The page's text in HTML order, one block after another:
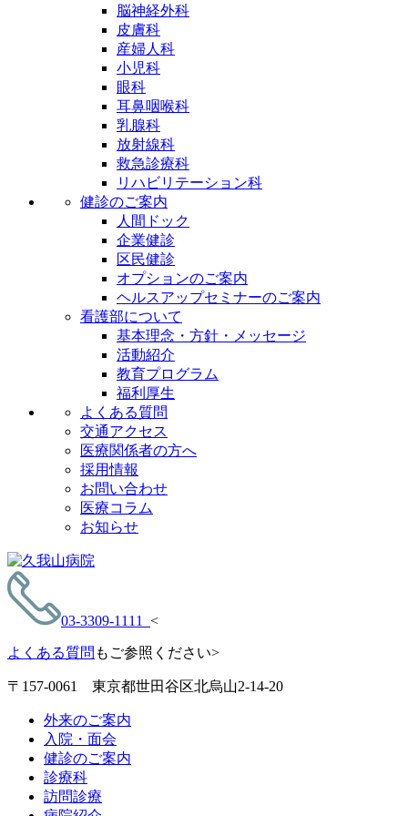
脳神経外科
皮膚科
産婦人科
小児科
眼科
耳鼻咽喉科
乳腺科
放射線科
救急診療科
リハビリテーション科
健診のご案内
人間ドック
企業健診
区民健診
オプションのご案内
ヘルスアップセミナーのご案内
看護部について
基本理念・方針・メッセージ
活動紹介
教育プログラム
福利厚生
よくある質問
交通アクセス
医療関係者の方へ
採用情報
お問い合わせ
医療コラム
お知らせ
03-3309-1111 <
よくある質問 もご参照ください>
〒157-0061 東京都世田谷区北烏山2-14-20
外来のご案内
入院・面会
健診のご案内
診療科
訪問診療